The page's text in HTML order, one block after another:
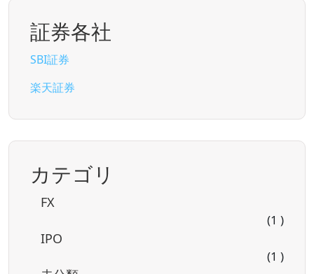
証券各社
SBI証券
楽天証券
カテゴリ
FX
(1 )
IPO
(1 )